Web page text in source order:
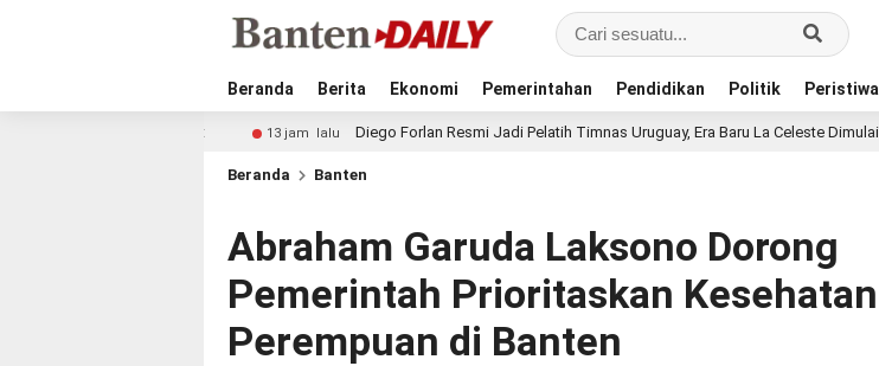
Beranda Berita Ekonomi Pemerintahan Pendidikan Politik Peristiwa
Diego Forlan Resmi Jadi Pelatih Timnas Uruguay, Era Baru La Celeste Dimulai 15 jam lalu
Beranda Banten
Abraham Garuda Laksono Dorong
Pemerintah Prioritaskan Kesehatan
Perempuan di Banten